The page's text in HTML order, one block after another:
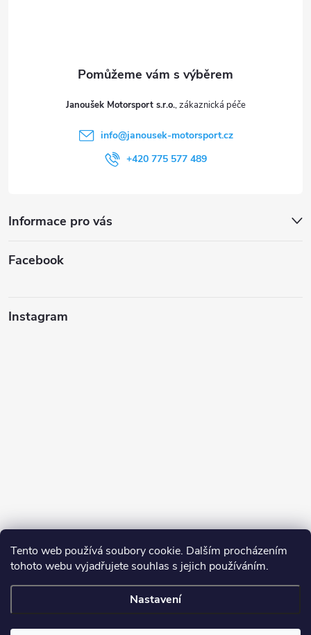
Tento web používá soubory cookie. Dalším procházením
tohoto webu vyjadřujete souhlas s jejich používáním.
Nastavení
Janoušek Motorsport s.r.o.
info@janousek-motorsport.cz
+420 775 577 489
Informace pro vás
Facebook
Instagram
Sledovat na Instagramu
práva vyhrazena.Upravit nastavení cookies